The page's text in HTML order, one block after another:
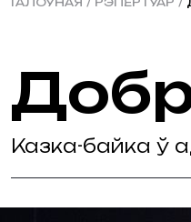
Казка-байка ў